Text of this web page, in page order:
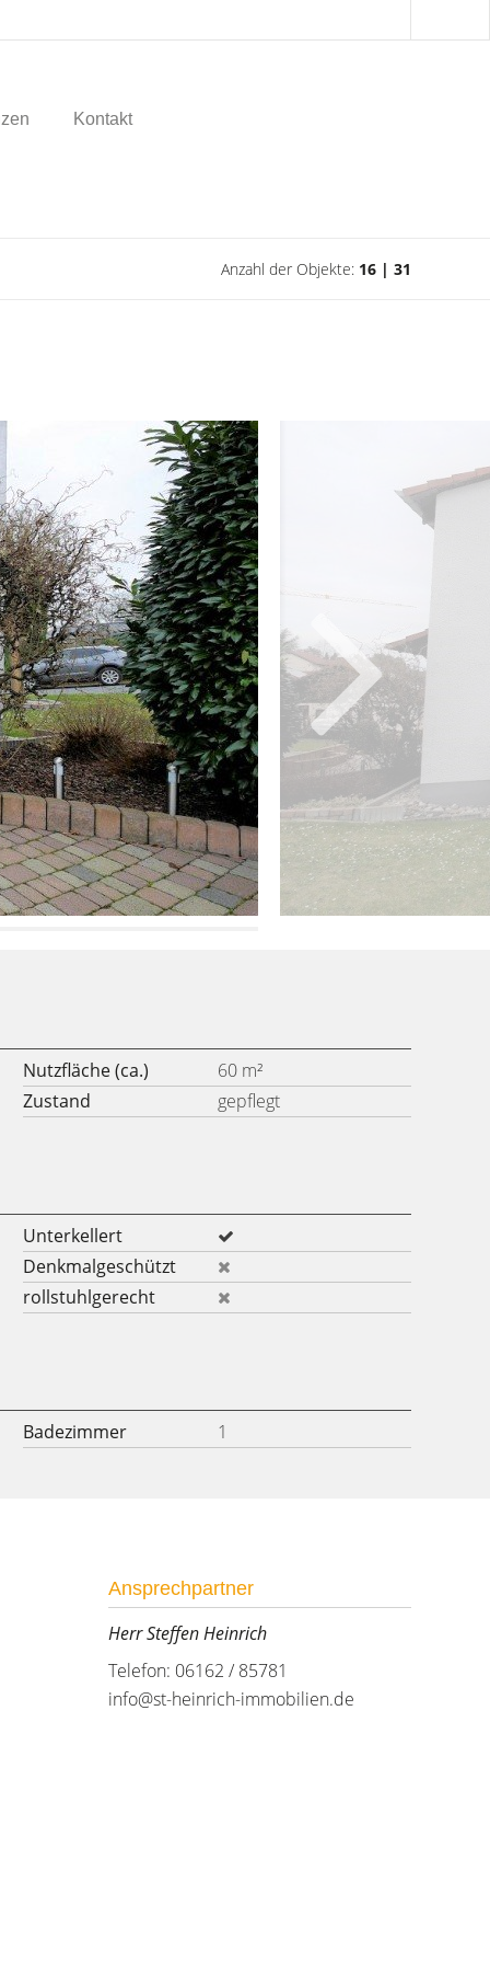
Kontakt
Anzahl der Objekte: 16 | 31
Nutzfläche (ca.)
60 m²
Zustand
gepflegt
Unterkellert
Denkmalgeschützt
rollstuhlgerecht
Badezimmer 1
Ansprechpartner
Herr Steffen Heinrich
Telefon: 06162 / 85781
info@st-heinrich-immobilien.de